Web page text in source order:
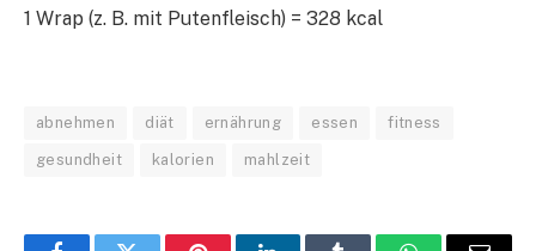
1 Wrap (z. B. mit Putenfleisch) = 328 kcal
abnehmen diät ernährung essen fitness
gesundheit kalorien mahlzeit